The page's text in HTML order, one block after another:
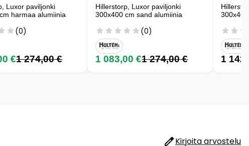
Luxor paviljonki
harmaa alumiinia
(0)
€1 274,00 €
Hillerstorp, Luxor paviljonki
300x400 cm sand alumiinia
(0)
1 083,00 €1 274,00 € 1
Kirjoita arvostelu